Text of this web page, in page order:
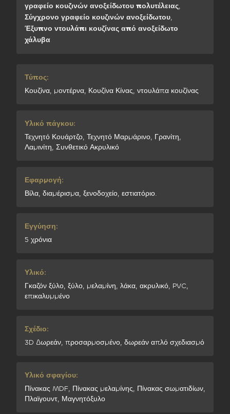
γραφείο κουζινών ανοξείδωτου πολυτέλειας,
Σύγχρονο γραφείο κουζινών ανοξείδωτου,
Έξυπνο ντουλάπι κουζίνας από ανοξείδωτο
χάλυβα
Τύπος:
Κουζίνα, μοντέρνα, Κουζίνα Κίνας, ντουλάπα κουζίνας
Υλικό πάγκου:
Τεχνητό Κουάρτζο, Τεχνητό Μαρμάρινο, Γρανίτη,
Λαμινίτη, Συνθετικό Ακρυλικό
Εφαρμογή:
Βίλα, διαμέρισμα, ξενοδοχείο, εστιατόριο.
Εγγύηση:
5 χρόνια
Υλικό:
Γκαζόν ξύλο, ξύλο, μελαμίνη, λάκα, ακρυλικό, PVC,
επικαλυμμένο
Σχέδιο:
3D Δωρεάν, προσαρμοσμένο, δωρεάν απλό σχεδιασμό
Υλικό σφαγίου:
Πίνακας MDF, Πίνακας μελαμίνης, Πίνακας σωματιδίων,
Πλαϊγουντ, Μαγνητόξυλο